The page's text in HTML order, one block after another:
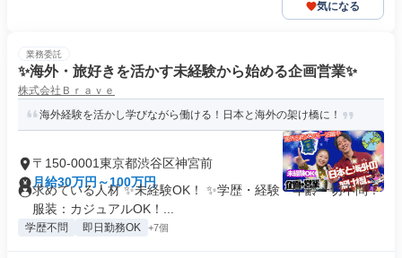
気になる
業務委託
✨海外・旅好きを活かす未経験から始める企画営業✨
株式会社Ｂｒａｖｅ
海外経験を活かし学びながら働ける！日本と海外の架け橋に！
〒150-0001東京都渋谷区神宮前
月給30万円～100万円
求めている人材 ✨未経験OK！ ✨学歴・経験・年齢一切不問！
服装：カジュアルOK！...
学歴不問 即日勤務OK +7個